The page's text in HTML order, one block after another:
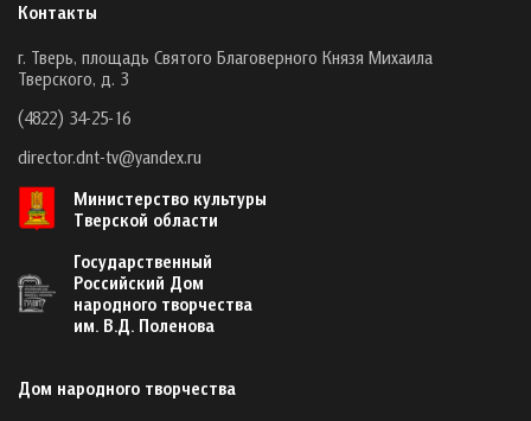
Контакты
г. Тверь, площадь Святого Благоверного Князя Михаила
Тверского, д. 3
(4822) 34-25-16
director.dnt-tv@yandex.ru
Министерство культуры
Тверской области
Государственный
Российский Дом
народного творчества
им. В.Д. Поленова
Дом народного творчества